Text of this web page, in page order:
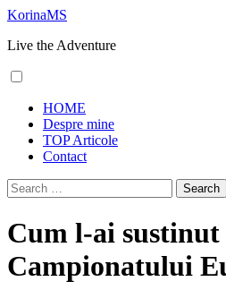
Skip
content
KorinaMS
Live the Adventure
Menu
HOME
Despre mine
TOP Articole
Contact
Search
for:
Cum l-ai
Campionatului